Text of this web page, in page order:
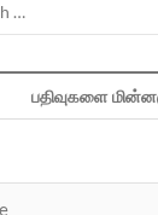
பதிவுகளை